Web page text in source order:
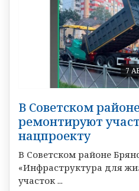
7
В Советском
ремонтируют
нацпроекту
В Советском районе
«Инфраструктура для
участок ...